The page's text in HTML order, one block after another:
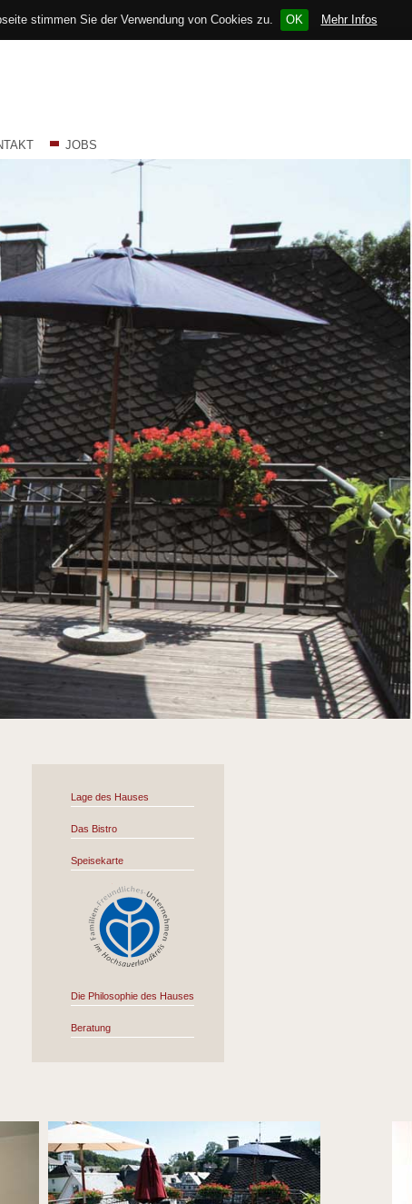
stimmen Sie der Verwendung von Cookies zu. OK Mehr Infos
JOBS
Lage des Hauses
Das Bistro
Speisekarte
Die Philosophie des Hauses
Beratung